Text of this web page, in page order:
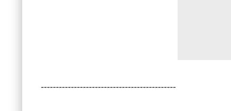
---------------------------------------------